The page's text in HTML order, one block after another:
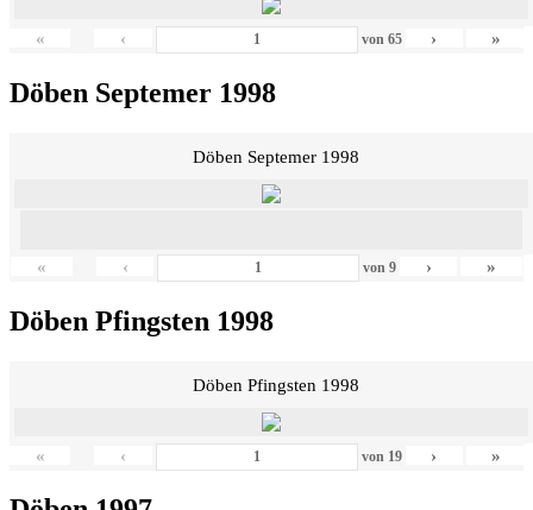
« ‹ von 65 › »
Döben Septemer 1998
Döben Septemer 1998
« ‹ von9 › »
Döben Pfingsten 1998
Döben Pfingsten 1998
« ‹ von 19 › »